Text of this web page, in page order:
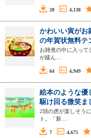
28 4,138
かわいい寅がお
の年賀状無料テ
お雑煮の中に入って
が緩ん…
64 4,949
絵本のような優
駆け回る微笑ま
2頭の虎が楽しそう
ト。「新…
7 4,675